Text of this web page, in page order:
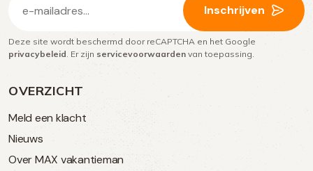
OVERZICHT
Meld een klacht
Nieuws
Over MAX vakantieman
mailadres
(Vereist)
Inschrijven
Deze site wordt beschermd door reCAPTCHA en het Google
privacybeleid . Er zijn servicevoorwaarden van toepassing.